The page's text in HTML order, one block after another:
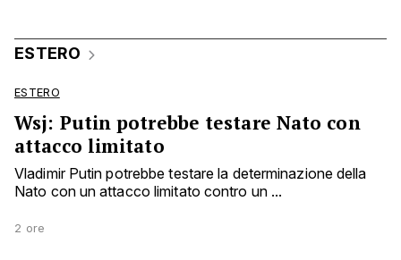
ESTERO
ESTERO
Wsj: Putin potrebbe testare Nato con
attacco limitato
Vladimir Putin potrebbe testare la determinazione della
Nato con un attacco limitato contro un ...
2 ore